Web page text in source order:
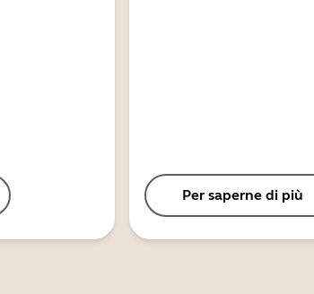
Per saperne di più